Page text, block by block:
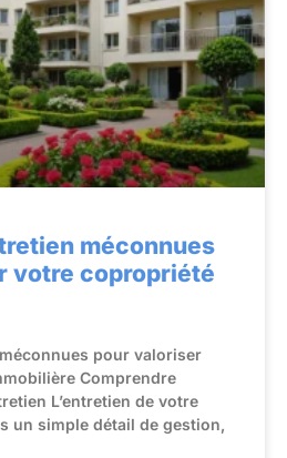
méconnues
votre copropriété
pour valoriser
Comprendre
L’entretien de votre
un simple détail de gestion,